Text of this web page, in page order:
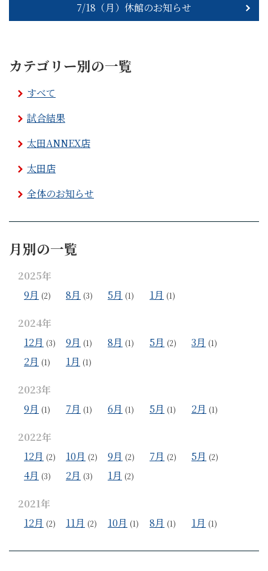
7/18（月）休館のお知らせ
カテゴリー別の一覧
すべて
試合結果
太田ANNEX店
太田店
全体のお知らせ
月別の一覧
2025年
9月 (2) 8月 (3) 5月 (1) 1月 (1)
2024年
12月 (3) 9月 (1) 8月 (1) 5月 (2) 3月 (1)
2月 (1) 1月 (1)
2023年
9月 (1) 7月 (1) 6月 (1) 5月 (1) 2月 (1)
2022年
12月 (2) 10月 (2) 9月 (2) 7月 (2) 5月 (2)
4月 (3) 2月 (3) 1月 (2)
2021年
12月 (2) 11月 (2) 10月 (1) 8月 (1) 1月 (1)